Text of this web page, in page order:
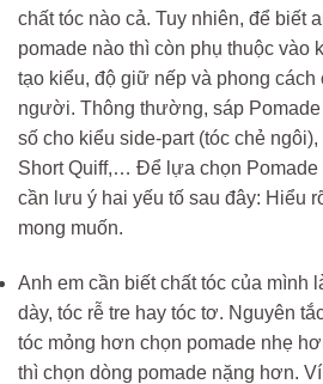
chất tóc nào cả. Tuy nhiên, để biết
pomade nào thì còn phụ thuộc vào
tạo kiểu, độ giữ nếp và phong cách
người. Thông thường, sáp
số cho kiểu side-part (tóc chẻ
Short Quiff,… Để lựa chọn Pomade
cần lưu ý hai yếu tố sau đây: Hiểu
mong muốn.
Anh em cần biết chất tóc của mình
dày, tóc rễ tre hay tóc tơ. Nguyên
tóc mỏng hơn chọn pomade nhẹ
thì chọn dòng pomade nặng hơn.